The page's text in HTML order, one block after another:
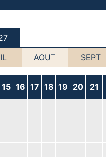
AOUT SEPT
15 16 17 18 19 20 21